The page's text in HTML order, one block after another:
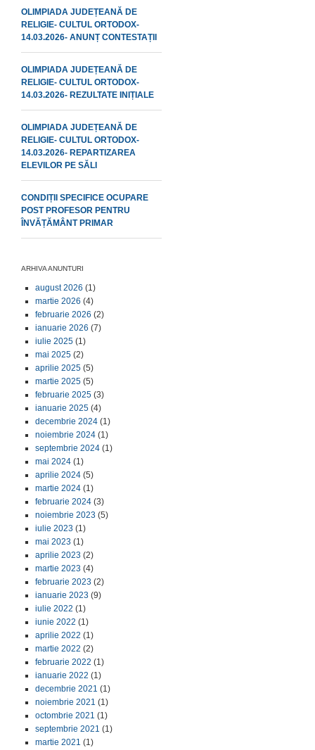
OLIMPIADA JUDEȚEANĂ DE
RELIGIE- CULTUL ORTODOX-
14.03.2026- ANUNȚ CONTESTAȚII
OLIMPIADA JUDEȚEANĂ DE
RELIGIE- CULTUL ORTODOX-
14.03.2026- REZULTATE INIȚIALE
OLIMPIADA JUDEȚEANĂ DE
RELIGIE- CULTUL ORTODOX-
14.03.2026- REPARTIZAREA
ELEVILOR PE SĂLI
CONDIȚII SPECIFICE OCUPARE
POST PROFESOR PENTRU
ÎNVĂȚĂMÂNT PRIMAR
ARHIVA ANUNTURI
august 2026 (1)
martie 2026 (4)
februarie 2026 (2)
ianuarie 2026 (7)
iulie 2025 (1)
mai 2025 (2)
aprilie 2025 (5)
martie 2025 (5)
februarie 2025 (3)
ianuarie 2025 (4)
decembrie 2024 (1)
noiembrie 2024 (1)
septembrie 2024 (1)
mai 2024 (1)
aprilie 2024 (5)
martie 2024 (1)
februarie 2024 (3)
noiembrie 2023 (5)
iulie 2023 (1)
mai 2023 (1)
aprilie 2023 (2)
martie 2023 (4)
februarie 2023 (2)
ianuarie 2023 (9)
iulie 2022 (1)
iunie 2022 (1)
aprilie 2022 (1)
martie 2022 (2)
februarie 2022 (1)
ianuarie 2022 (1)
decembrie 2021 (1)
noiembrie 2021 (1)
octombrie 2021 (1)
septembrie 2021 (1)
martie 2021 (1)